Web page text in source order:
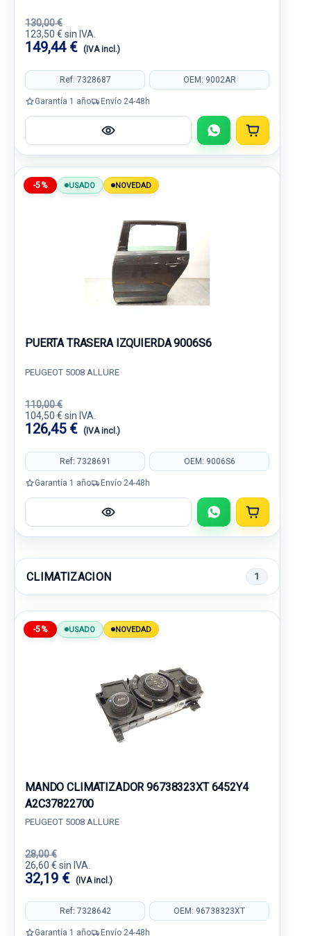
130,00 €
123,50 € sin IVA.
149,44 € (IVA incl.)
Ref: 7328687 OEM: 9002AR
Garantía 1 año Envío 24-48h
-5% USADO NOVEDAD
PUERTA TRASERA IZQUIERDA 9006S6
PEUGEOT 5008 ALLURE
110,00 €
104,50 € sin IVA.
126,45 € (IVA incl.)
Ref: 7328691 OEM: 9006S6
Garantía 1 año Envío 24-48h
CLIMATIZACION 1
-5% USADO NOVEDAD
MANDO CLIMATIZADOR 96738323XT 6452Y4
A2C37822700
PEUGEOT 5008 ALLURE
28,00 €
26,60 € sin IVA.
32,19 € (IVA incl.)
Ref: 7328642 OEM: 96738323XT
Garantía 1 año Envío 24-48h